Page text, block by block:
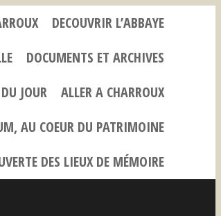
DECOUVRIR L’ABBAYE
DOCUMENTS ET ARCHIVES
JOUR
ALLER A CHARROUX
AU COEUR DU PATRIMOINE
DES LIEUX DE MÉMOIRE